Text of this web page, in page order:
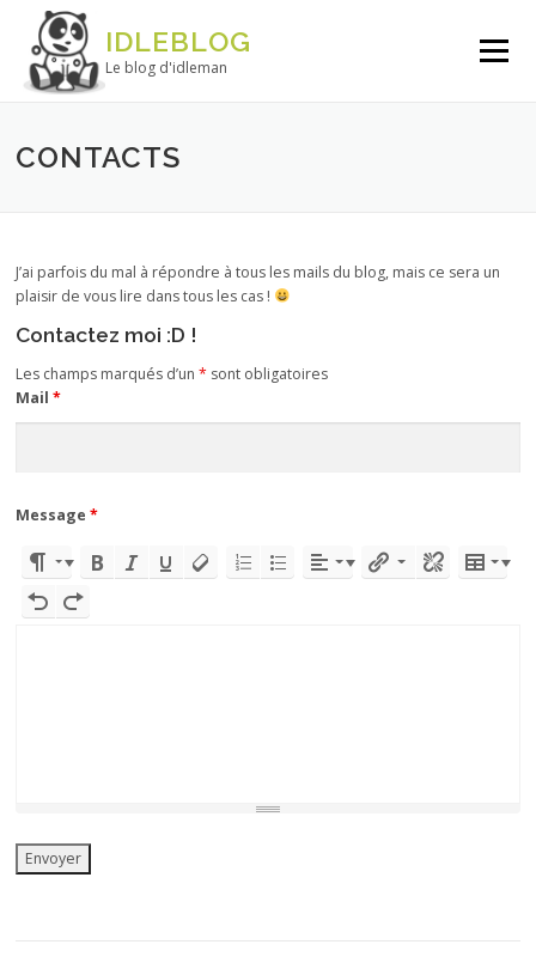
Aller au contenu
IDLEBLOG
Le blog d'idleman
Menu
CONTACTS
J’ai parfois du mal à répondre à tous les mails du blog, mais ce sera un
plaisir de vous lire dans tous les cas !
Contactez moi :D !
Les champs marqués d’un* sont obligatoires
Mail*
Message*